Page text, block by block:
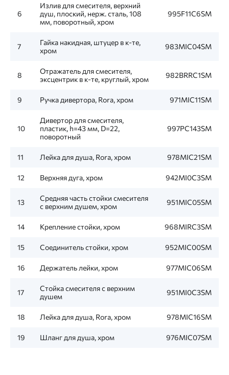
6
Излив для смесителя, верхний
душ, плоский, нерж. сталь, 108
мм, поворотный, хром
995F11C6SM
7
Гайка накидная, штуцер в к-те,
хром
983MIC04SM
8
Отражатель для смесителя,
эксцентрик в к-те, круглый, хром
982BRRC1SM
9 Ручка дивертора, Rora, хром 971MIC11SM
10
Дивертор для смесителя,
пластик, h=43 мм, D=22,
поворотный
997PC143SM
11 Лейка для душа, Rora, хром 978MIC21SM
12 Верхняя дуга, хром 942MI0C3SM
13
Средняя часть стойки смесителя
с верхним душем, хром
951MIC05SM
14 Крепление стойки, хром 968MIRC3SM
15 Соединитель стойки, хром 952MIC00SM
16 Держатель лейки, хром 977MIC06SM
17
Стойка смесителя с верхним
душем
951MI0C3SM
18 Лейка для душа, Rora, хром 978MIC16SM
19 Шланг для душа, хром 976MIC07SM